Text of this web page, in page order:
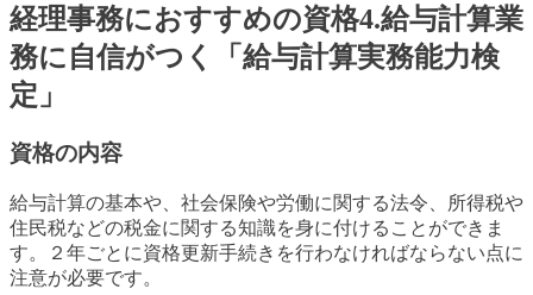
経理事務におすすめの資格4.給与計算業
務に自信がつく「給与計算実務能力検
定」
資格の内容
給与計算の基本や、社会保険や労働に関する法令、所得税や
住民税などの税金に関する知識を身に付けることができま
す。２年ごとに資格更新手続きを行わなければならない点に
注意が必要です。